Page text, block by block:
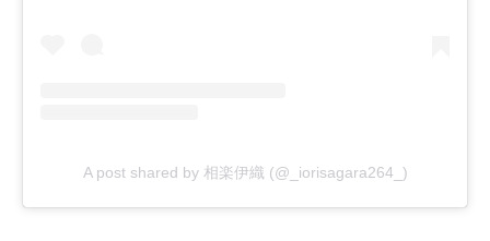
A post shared by 相楽伊織 (@_iorisagara264_)